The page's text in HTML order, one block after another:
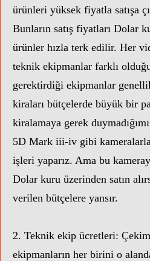
ürünleri yüksek fiyatla satışa
Bunların satış fiyatları Dolar
ürünler hızla terk edilir. Her
teknik ekipmanlar farklı
gerektirdiği ekipmanlar
kiraları bütçelerde büyük bir
kiralamaya gerek
5D Mark iii-iv gibi
işleri yaparız. Ama bu
Dolar kuru üzerinden satın
verilen bütçelere yansır.
2. Teknik ekip ücretleri:
ekipmanların her birini o